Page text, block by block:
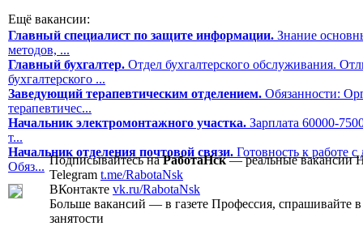
Ещё вакансии:
Главный специалист по защите информации. Знание
методов, ...
Главный бухгалтер. Отдел бухгалтерского обслуживания.
бухгалтерского ...
Заведующий терапевтическим отделением. Обязанности:
терапевтичес...
Начальник электромонтажного участка. Зарплата 60000-
т...
Начальник отделения почтовой связи. Готовность к работе
Обяз... Подписывайтесь наРаботаНск— реальные вакансии
Telegram t.me/RabotaNsk
ВКонтакте vk.ru/RabotaNsk
Больше вакансий — в газете Профессия, спрашивайте
занятости